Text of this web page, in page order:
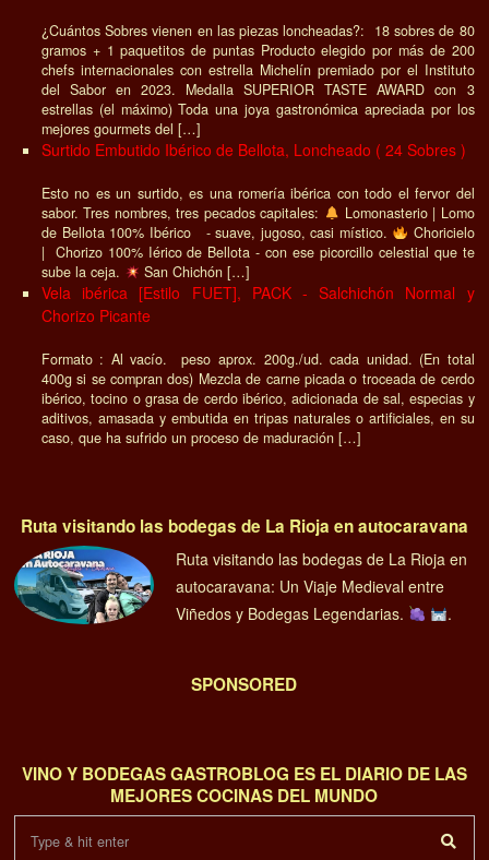
¿Cuántos Sobres vienen en las piezas loncheadas?: 18 sobres de 80
gramos + 1 paquetitos de puntas Producto elegido por más de 200
chefs internacionales con estrella Michelín premiado por el Instituto
del Sabor en 2023. Medalla SUPERIOR TASTE AWARD con 3
estrellas (el máximo) Toda una joya gastronómica apreciada por los
mejores gourmets del […]
Surtido Embutido Ibérico de Bellota, Loncheado ( 24 Sobres )
Esto no es un surtido, es una romería ibérica con todo el fervor del
sabor. Tres nombres, tres pecados capitales:
Lomonasterio | Lomo
de Bellota 100% Ibérico - suave, jugoso, casi místico.
Choricielo
| Chorizo 100% Iérico de Bellota - con ese picorcillo celestial que te
sube la ceja.
San Chichón […]
Vela ibérica [Estilo FUET], PACK - Salchichón Normal y
Chorizo Picante
Formato : Al vacío. peso aprox. 200g./ud. cada unidad. (En total
400g si se compran dos) Mezcla de carne picada o troceada de cerdo
ibérico, tocino o grasa de cerdo ibérico, adicionada de sal, especias y
aditivos, amasada y embutida en tripas naturales o artificiales, en su
caso, que ha sufrido un proceso de maduración […]
Ruta visitando las bodegas de La Rioja en autocaravana
Ruta visitando las bodegas de La Rioja en
autocaravana: Un Viaje Medieval entre
Viñedos y Bodegas Legendarias.
.
SPONSORED
VINO Y BODEGAS GASTROBLOG ES EL DIARIO DE LAS
MEJORES COCINAS DEL MUNDO